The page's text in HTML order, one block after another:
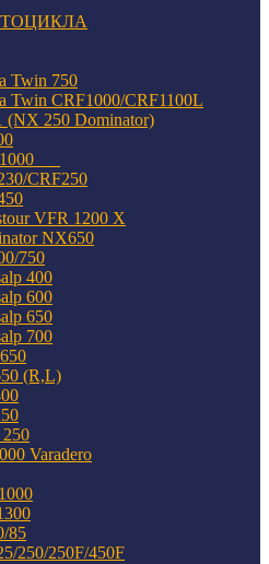
Twin 750
Twin CRF1000/CRF1100L
(NX 250 Dominator)
CRF250
VFR 1200 X
NX650
750
400
600
650
700
(R,L)
Varadero
85
250/250F/450F